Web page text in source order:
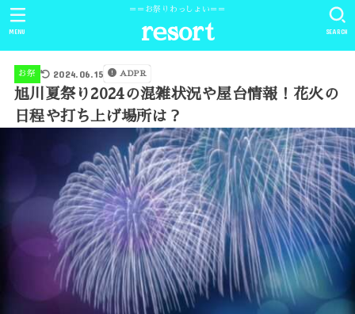
＝＝お祭りわっしょい＝＝
resort SEARCH
MENU
お祭 2024.06.15 ADPR
旭川夏祭り2024の混雑状況や屋台情報！花火の
日程や打ち上げ場所は？